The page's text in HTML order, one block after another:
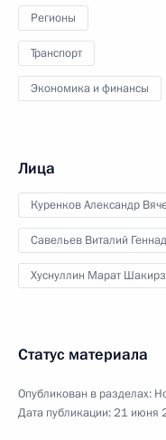
Регионы
Транспорт
Экономика и финансы
Лица
Куренков Александр
Савельев Виталий
Хуснуллин Марат
Статус материала
Опубликован в разделах:
Дата публикации:21 июня